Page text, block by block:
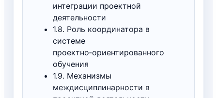
интеграции проектной
деятельности
1.8. Роль координатора в
системе
проектно‑ориентированного
обучения
1.9. Механизмы
междисциплинарности в